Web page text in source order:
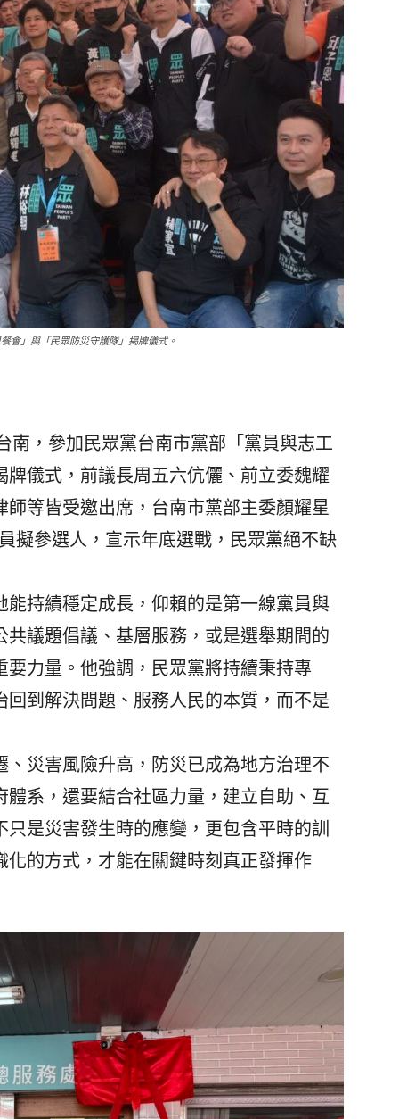
會」與「民眾防災守護隊」揭牌儀式。
，參加民眾黨台南市黨部「黨員與志工
儀式，前議長周五六伉儷、前立委魏耀
等皆受邀出席，台南市黨部主委顏耀星
擬參選人，宣示年底選戰，民眾黨絕不缺
持續穩定成長，仰賴的是第一線黨員與
議題倡議、基層服務，或是選舉期間的
力量。他強調，民眾黨將持續秉持專
到解決問題、服務人民的本質，而不是
災害風險升高，防災已成為地方治理不
系，還要結合社區力量，建立自助、互
是災害發生時的應變，更包含平時的訓
的方式，才能在關鍵時刻真正發揮作